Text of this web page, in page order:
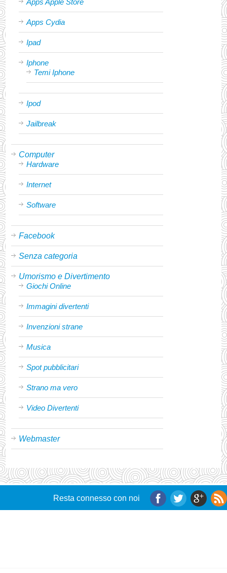
Apps Apple Store
Apps Cydia
Ipad
Iphone
Temi Iphone
Ipod
Jailbreak
Computer
Hardware
Internet
Software
Facebook
Senza categoria
Umorismo e Divertimento
Giochi Online
Immagini divertenti
Invenzioni strane
Musica
Spot pubblicitari
Strano ma vero
Video Divertenti
Webmaster
Resta connesso con noi